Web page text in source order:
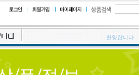
환영합니다.